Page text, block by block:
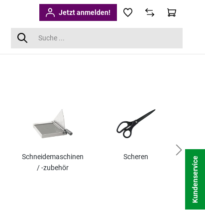
Jetzt anmelden!
Schneidemaschinen
/ -zubehör
Scheren Kundenservice